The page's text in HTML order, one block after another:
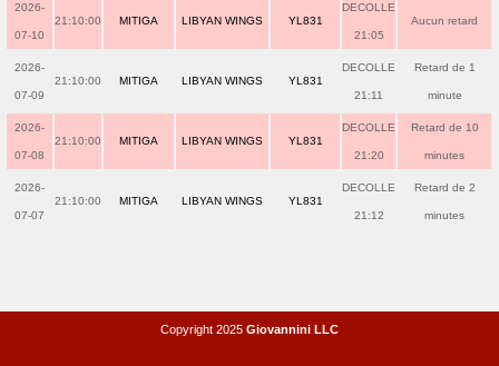
2026-
07-10
21:10:00 MITIGA LIBYAN WINGS YL831
DECOLLE
21:05
Aucun retard
2026-
07-09
21:10:00 MITIGA LIBYAN WINGS YL831
DECOLLE
21:11
Retard de 1
minute
2026-
07-08
21:10:00 MITIGA LIBYAN WINGS YL831
DECOLLE
21:20
Retard de 10
minutes
2026-
07-07
21:10:00 MITIGA LIBYAN WINGS YL831
DECOLLE
21:12
Retard de 2
minutes
Copyright 2025 Giovannini LLC